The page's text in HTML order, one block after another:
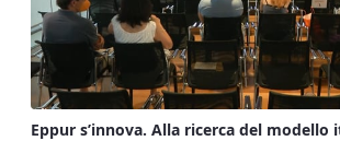
Eppur s’innova. Alla ricerca del modello